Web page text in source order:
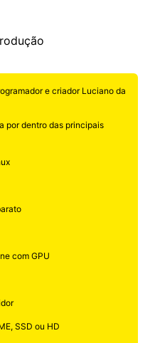
e criador Luciano da
por dentro das principais
com GPU
SSD ou HD